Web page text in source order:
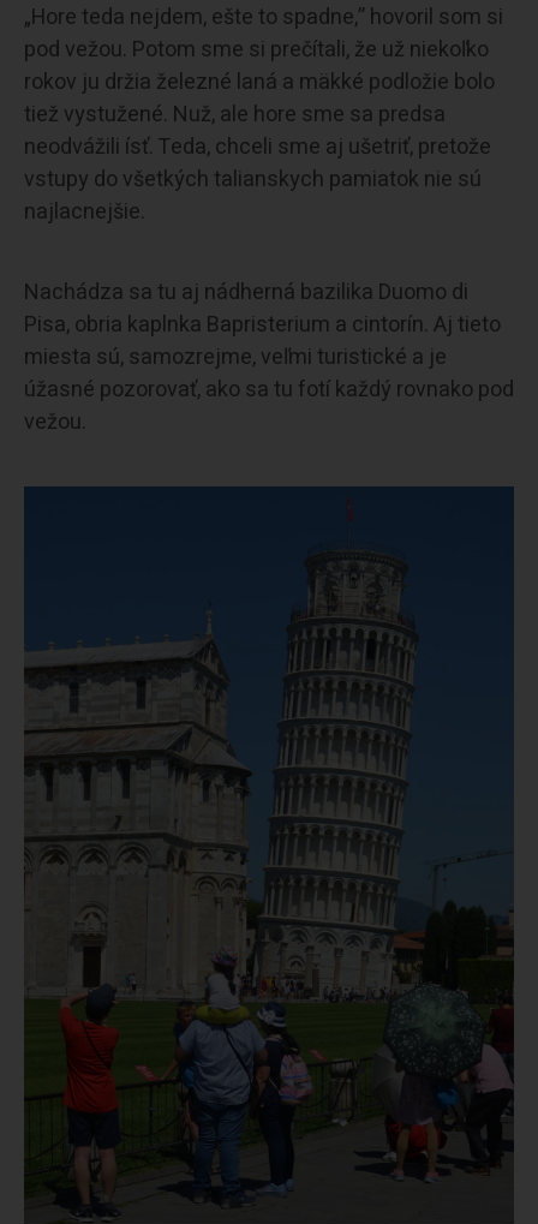
„Hore teda nejdem, ešte to spadne,” hovoril som si
pod vežou. Potom sme si prečítali, že už niekoľko
rokov ju držia železné laná a mäkké podložie bolo
tiež vystužené. Nuž, ale hore sme sa predsa
neodvážili ísť. Teda, chceli sme aj ušetriť, pretože
vstupy do všetkých talianskych pamiatok nie sú
najlacnejšie.
Nachádza sa tu aj nádherná bazilika Duomo di
Pisa, obria kaplnka Bapristerium a cintorín. Aj tieto
miesta sú, samozrejme, veľmi turistické a je
úžasné pozorovať, ako sa tu fotí každý rovnako pod
vežou.